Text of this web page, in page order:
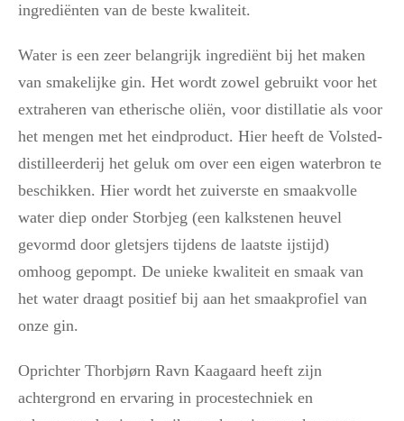
ingrediënten van de beste kwaliteit.
Water is een zeer belangrijk ingrediënt bij het maken
van smakelijke gin. Het wordt zowel gebruikt voor het
extraheren van etherische oliën, voor distillatie als voor
het mengen met het eindproduct. Hier heeft de Volsted-
distilleerderij het geluk om over een ​​eigen waterbron te
beschikken. Hier wordt het zuiverste en smaakvolle
water diep onder Storbjeg (een kalkstenen heuvel
gevormd door gletsjers tijdens de laatste ijstijd)
omhoog gepompt. De unieke kwaliteit en smaak van
het water draagt ​​positief bij aan het smaakprofiel van
onze gin.
Oprichter Thorbjørn Ravn Kaagaard heeft zijn
achtergrond en ervaring in procestechniek en